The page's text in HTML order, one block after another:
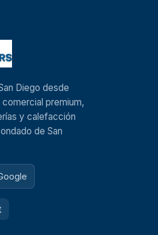
Diego desde
premium,
y calefacción
de San